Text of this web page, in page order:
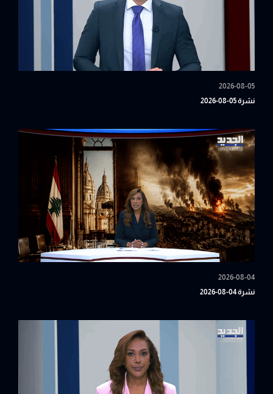
2026-08-05
نشرة 05-08-2026
2026-08-04
نشرة 04-08-2026